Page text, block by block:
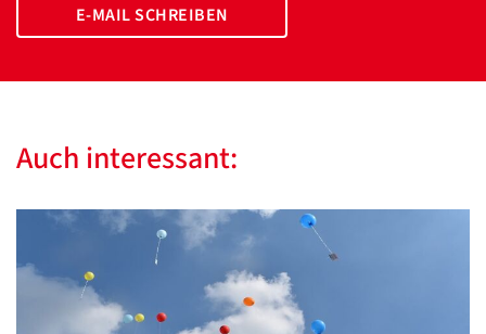
E-MAIL SCHREIBEN
Auch interessant: